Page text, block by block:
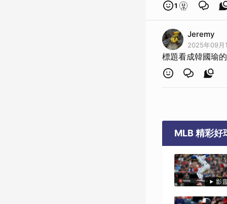
1
Jeremy
2025年09月
標題看成韓國瑜
MLB 精彩好
影